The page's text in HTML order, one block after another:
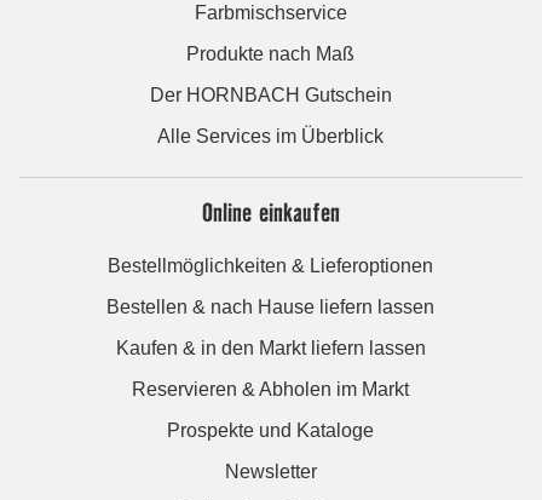
Farbmischservice
Produkte nach Maß
Der HORNBACH Gutschein
Alle Services im Überblick
Online einkaufen
Bestellmöglichkeiten & Lieferoptionen
Bestellen & nach Hause liefern lassen
Kaufen & in den Markt liefern lassen
Reservieren & Abholen im Markt
Prospekte und Kataloge
Newsletter